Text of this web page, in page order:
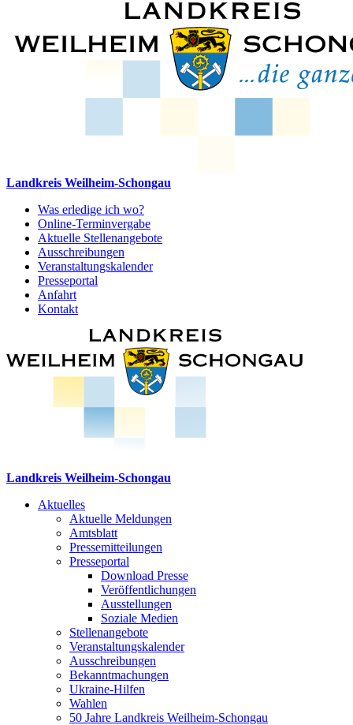
Landkreis Weilheim-Schongau
Was erledige ich wo?
Online-Terminvergabe
Aktuelle Stellenangebote
Ausschreibungen
Veranstaltungskalender
Presseportal
Anfahrt
Kontakt
Landkreis Weilheim-Schongau
Aktuelles
Aktuelle Meldungen
Amtsblatt
Pressemitteilungen
Presseportal
Download Presse
Veröffentlichungen
Ausstellungen
Soziale Medien
Stellenangebote
Veranstaltungskalender
Ausschreibungen
Bekanntmachungen
Ukraine-Hilfen
Wahlen
50 Jahre Landkreis Weilheim-Schongau